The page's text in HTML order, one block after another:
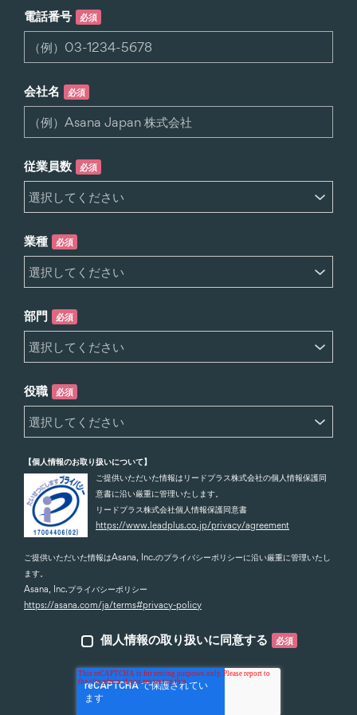
電話番号 必須
会社名 必須
従業員数 必須
業種 必須
部門 必須
役職 必須
【個人情報のお取り扱いについて】
ご提供いただいた情報はリードプラス株式会社の個人情報保護同
意書に沿い厳重に管理いたします。
リードプラス株式会社個人情報保護同意書
https://www.leadplus.co.jp/privacy/agreement
ご提供いただいた情報はAsana, Inc.のプライバシーポリシーに沿い厳重に管理いたし
ます。
Asana, Inc.プライバシーポリシー
https://asana.com/ja/terms#privacy-policy
個人情報の取り扱いに同意する 必須